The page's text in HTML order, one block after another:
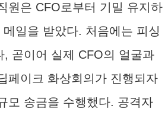
원은 CFO로부터 기밀 유지하
일을 받았다. 처음에는 피싱
, 곧이어 실제 CFO의 얼굴과
페이크 화상회의가 진행되자
모 송금을 수행했다. 공격자